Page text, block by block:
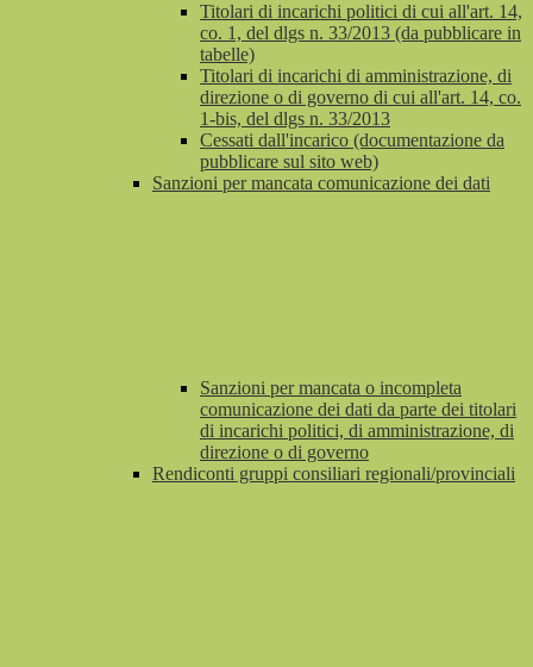
Titolari di incarichi politici di cui all'art. 14,
co. 1, del dlgs n. 33/2013 (da pubblicare in
tabelle)
Titolari di incarichi di amministrazione, di
direzione o di governo di cui all'art. 14, co.
1-bis, del dlgs n. 33/2013
Cessati dall'incarico (documentazione da
pubblicare sul sito web)
Sanzioni per mancata comunicazione dei dati
Sanzioni per mancata o incompleta
comunicazione dei dati da parte dei titolari
di incarichi politici, di amministrazione, di
direzione o di governo
Rendiconti gruppi consiliari regionali/provinciali